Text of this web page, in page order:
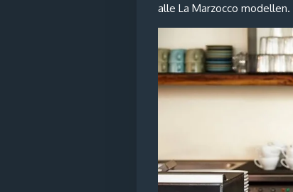
alle La Marzocco modellen.